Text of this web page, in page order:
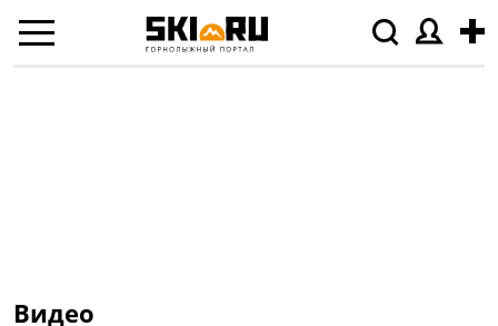
Видео